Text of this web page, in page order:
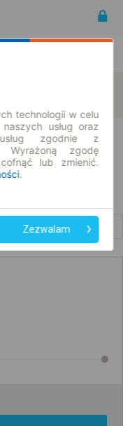
technologii w celu
usług oraz
usług zgodnie z
Wyrażoną zgodę
lub zmienić.
.
Zezwalam